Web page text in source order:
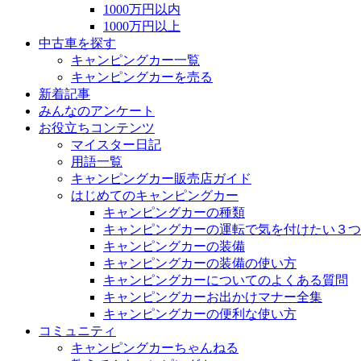
1000万円以内
1000万円以上
中古車を探す
キャンピングカー一覧
キャンピングカーを売る
新着記事
みんなのアンケート
お役立ちコンテンツ
マイスター日記
用語一覧
キャンピングカー販売店ガイド
はじめてのキャンピングカー
キャンピングカーの種類
キャンピングカーの運転で気を付けたい３
キャンピングカーの装備
キャンピングカーの装備の使い方
キャンピングカーについてのよくある質問
キャンピングカーお出かけマナー全集
キャンピングカーの便利な使い方
コミュニティ
キャンピングカーちゃんねる